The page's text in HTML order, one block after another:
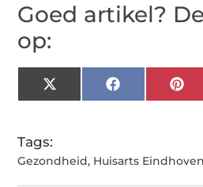
Goed artikel?
op:
X
(Twitter)
Facebook
Tags:
Gezondheid, Huisarts Eindhoven